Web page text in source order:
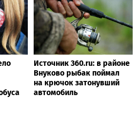
Источник 360.ru: в районе
Внуково рыбак поймал
на крючок затонувший
автомобиль